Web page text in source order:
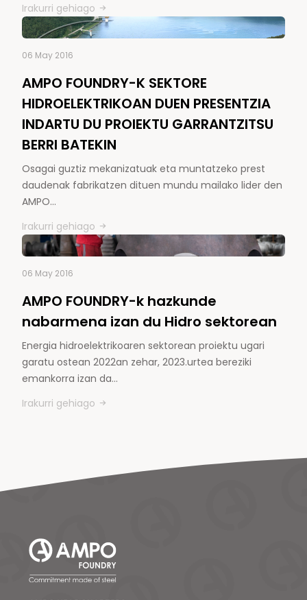
Irakurri gehiago
06 May 2016
AMPO FOUNDRY-K SEKTORE
HIDROELEKTRIKOAN DUEN PRESENTZIA
INDARTU DU PROIEKTU GARRANTZITSU
BERRI BATEKIN
Osagai guztiz mekanizatuak eta muntatzeko prest
daudenak fabrikatzen dituen mundu mailako lider den
AMPO…
Irakurri gehiago
06 May 2016
AMPO FOUNDRY-k hazkunde
nabarmena izan du Hidro sektorean
Energia hidroelektrikoaren sektorean proiektu ugari
garatu ostean 2022an zehar, 2023.urtea bereziki
emankorra izan da…
Irakurri gehiago